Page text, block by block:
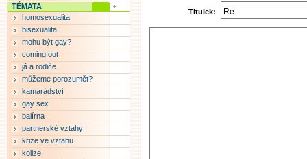
Titulek:
TÉMATA
homosexualita
bisexualita
mohu být gay?
coming out
já a rodiče
můžeme porozumět?
kamarádství
gay sex
balírna
partnerské vztahy
krize ve vztahu
kolize